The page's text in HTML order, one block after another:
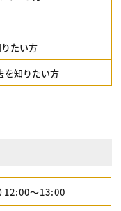
たい方
知りたい方
12:00〜13:00